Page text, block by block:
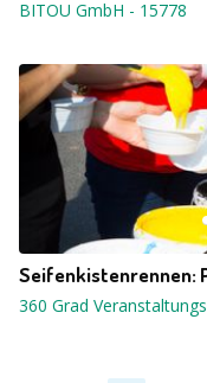
BITOU GmbH - 15778
Seifenkistenrennen:
360 Grad